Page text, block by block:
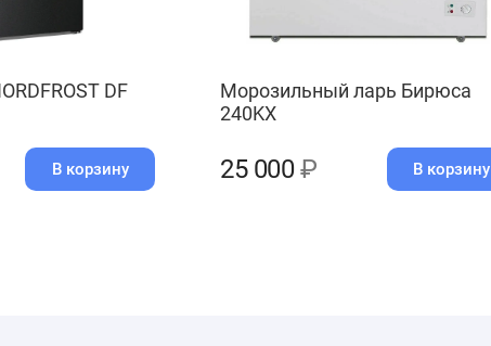
DF
В корзину
Морозильный ларь Бирюса
240KX
25 000₽ В корзину